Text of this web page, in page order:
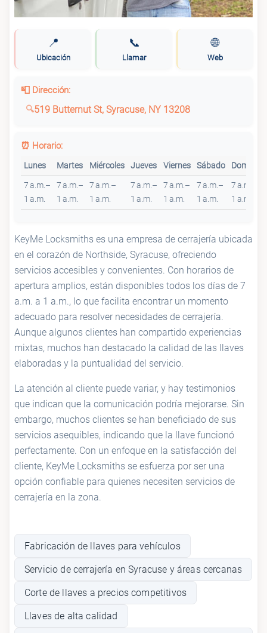
📍
Ubicación
📞
Llamar
🌐
Web
📮 Dirección:
519 Butternut St, Syracuse, NY 13208
⏰ Horario:
Lunes Martes Miércoles Jueves Viernes Sábado Domingo
7 a.m.–
1 a.m.
7 a.m.–
1 a.m.
7 a.m.–
1 a.m.
7 a.m.–
1 a.m.
7 a.m.–
1 a.m.
7 a.m.–
1 a.m.
7 a.m.–
1 a.m.
KeyMe Locksmiths es una empresa de cerrajería ubicada
en el corazón de Northside, Syracuse, ofreciendo
servicios accesibles y convenientes. Con horarios de
apertura amplios, están disponibles todos los días de 7
a.m. a 1 a.m., lo que facilita encontrar un momento
adecuado para resolver necesidades de cerrajería.
Aunque algunos clientes han compartido experiencias
mixtas, muchos han destacado la calidad de las llaves
elaboradas y la puntualidad del servicio.
La atención al cliente puede variar, y hay testimonios
que indican que la comunicación podría mejorarse. Sin
embargo, muchos clientes se han beneficiado de sus
servicios asequibles, indicando que la llave funcionó
perfectamente. Con un enfoque en la satisfacción del
cliente, KeyMe Locksmiths se esfuerza por ser una
opción confiable para quienes necesiten servicios de
cerrajería en la zona.
Fabricación de llaves para vehículos
Servicio de cerrajería en Syracuse y áreas cercanas
Corte de llaves a precios competitivos
Llaves de alta calidad